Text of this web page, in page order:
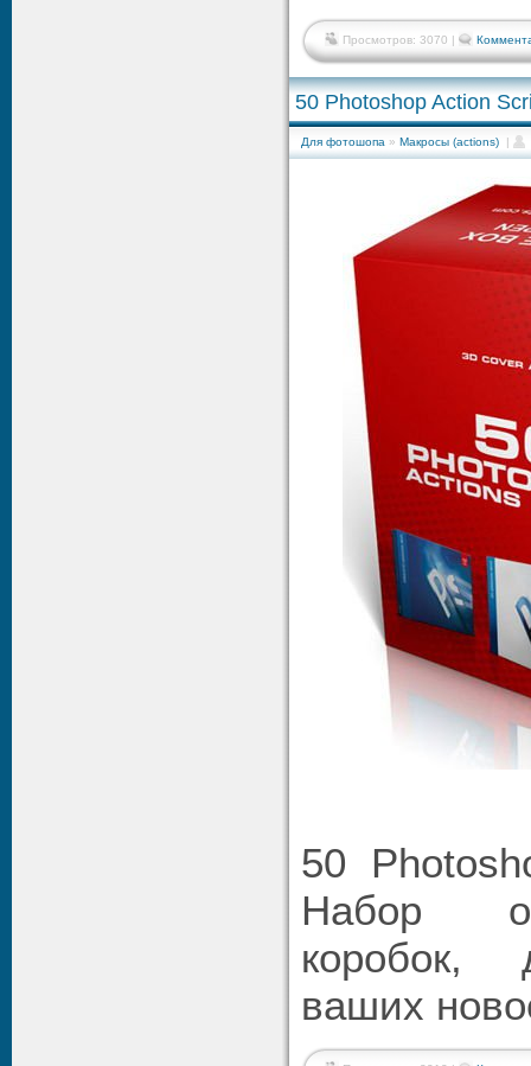
Просмотров: 3070 |
50 Photoshop Action
Для фотошопа » Макросы (actions) |
50
Набор
коробок,
ваших